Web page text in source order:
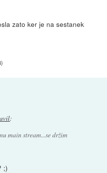
zato ker je na sestanek
)
:
main stream...se držim
;)